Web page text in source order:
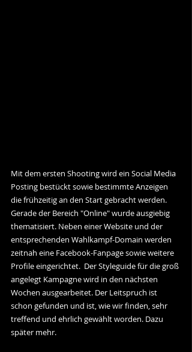
Mit dem ersten Shooting wird ein Social Media
Posting bestückt sowie bestimmte Anzeigen
die frühzeitig an den Start gebracht werden.
Gerade der Bereich "Online" wurde ausgiebig
thematisiert. Neben einer Website und der
entsprechenden Wahlkampf-Domain werden
zeitnah eine Facebook-Fanpage sowie weitere
Profile eingerichtet.  Der Styleguide für die groß
angelegt Kampagne wird in den nächsten
Wochen ausgearbeitet. Der Leitspruch ist
schon gefunden und ist, wie wir finden, sehr
treffend und ehrlich gewählt worden. Dazu
später mehr.